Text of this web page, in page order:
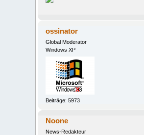
ossinator
Global Moderator
Windows XP
Beiträge: 5973
Noone
News-Redakteur